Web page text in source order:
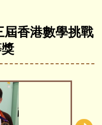
屆香港數學挑戰